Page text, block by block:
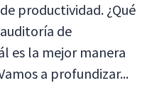
productividad. ¿Qué
de
es la mejor manera
a profundizar...